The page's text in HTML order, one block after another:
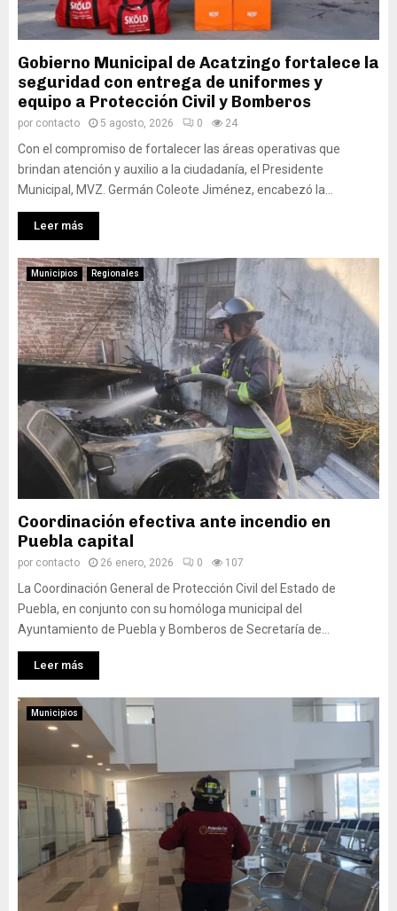
Gobierno Municipal de Acatzingo fortalece la
seguridad con entrega de uniformes y
equipo a Protección Civil y Bomberos
por contacto 5 agosto, 2026 0 24
Con el compromiso de fortalecer las áreas operativas que
brindan atención y auxilio a la ciudadanía, el Presidente
Municipal, MVZ. Germán Coleote Jiménez, encabezó la...
Leer más
Municipios Regionales
Coordinación efectiva ante incendio en
Puebla capital
por contacto 26 enero, 2026 0 107
La Coordinación General de Protección Civil del Estado de
Puebla, en conjunto con su homóloga municipal del
Ayuntamiento de Puebla y Bomberos de Secretaría de...
Leer más
Municipios